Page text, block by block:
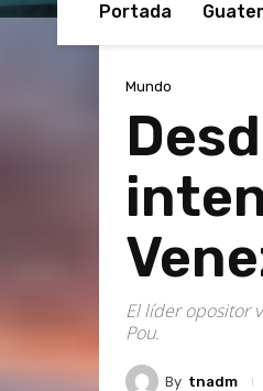
Portada
Mundo
El líder opositor
Pou.
By tnadm